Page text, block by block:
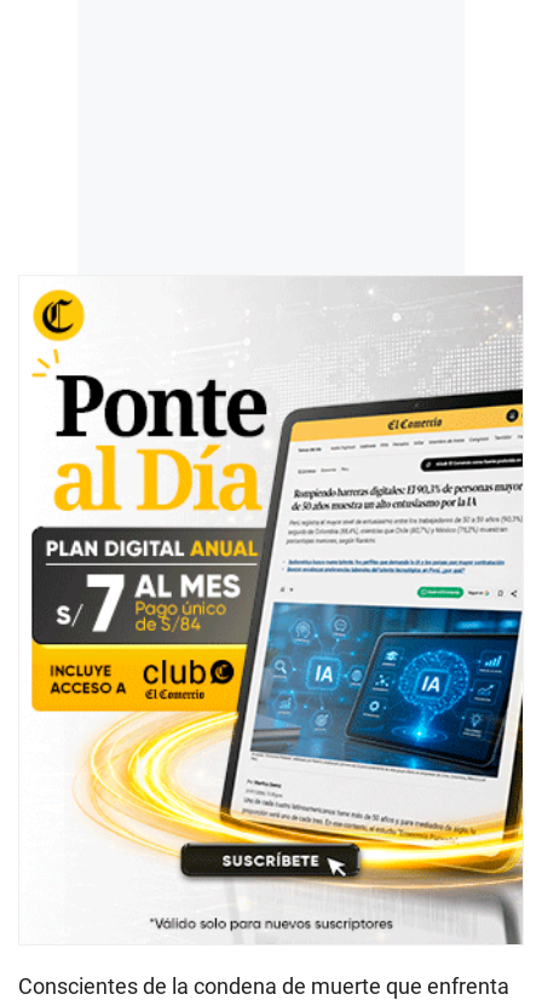
Conscientes de la condena de muerte que enfrenta